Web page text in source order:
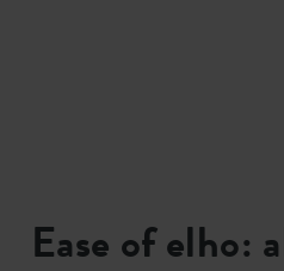
Ease of elho: